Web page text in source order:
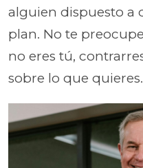
alguien dispuesto a
plan. No te
no eres tú,
sobre lo que quieres.